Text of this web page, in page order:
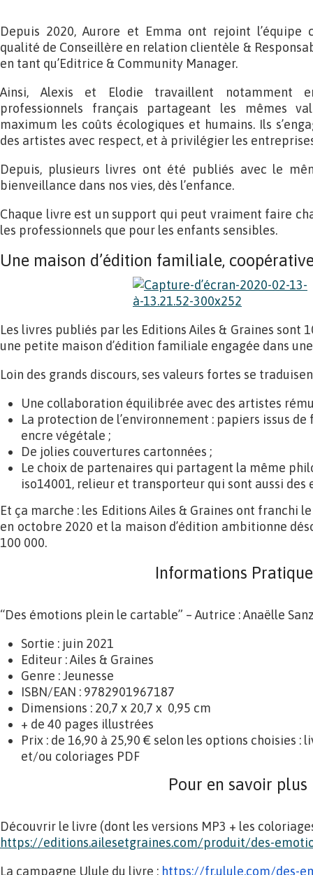
Depuis 2020, Aurore et Emma ont rejoint l’équipe
qualité de Conseillère en relation clientèle &
en tant qu’Editrice & Community Manager.
Ainsi, Alexis et Elodie travaillent notamment
professionnels français partageant les mêmes
maximum les coûts écologiques et humains. Ils
des artistes avec respect, et à privilégier les
Depuis, plusieurs livres ont été publiés avec le
bienveillance dans nos vies, dès l’enfance.
Chaque livre est un support qui peut vraiment faire
les professionnels que pour les enfants sensibles.
Une maison d’édition familiale,
Les livres publiés par les Editions Ailes & Graines sont
une petite maison d’édition familiale engagée dans
Loin des grands discours, ses valeurs fortes se
Une collaboration équilibrée avec des artistes
La protection de l’environnement : papiers issus
encre végétale ;
De jolies couvertures cartonnées ;
Le choix de partenaires qui partagent la même
iso14001, relieur et transporteur qui sont aussi
Et ça marche : les Editions Ailes & Graines ont franchi
en octobre 2020 et la maison d’édition ambitionne
100 000.
Informations
“Des émotions plein le cartable” – Autrice : Anaëlle
Sortie : juin 2021
Editeur : Ailes & Graines
Genre : Jeunesse
ISBN/EAN : 9782901967187
Dimensions : 20,7 x 20,7 x 0,95 cm
+ de 40 pages illustrées
Prix : de 16,90 à 25,90 € selon les options choisies :
et/ou coloriages PDF
Pour en savoir plus
Découvrir le livre (dont les versions MP3 + les
https://editions.ailesetgraines.com/produit/des-
La campagne Ulule du livre : https://fr.ulule.com/des-